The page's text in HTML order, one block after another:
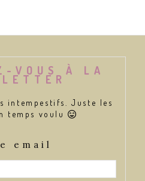
VOUS À LA
intempestifs. Juste les
temps voulu
email